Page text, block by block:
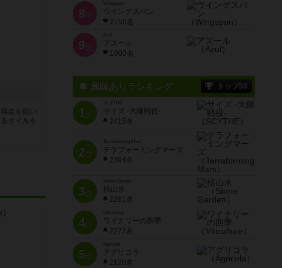
点を競い
タイルを
8 位
Wingspan
ウイングスパン
2150名
9 位
Azul
アズール
1903名
興味ありランキング トップ50
1位
SCYTHE
サイズ -大鎌戦役-
2415名
2位
Terraforming Mars
テラフォーミングマーズ
2394名
3位
Stone Garden
枯山水
2281名
4位
Viticulture
ワイナリーの四季
2272名
5位
Agricola
アグリコラ
2120名